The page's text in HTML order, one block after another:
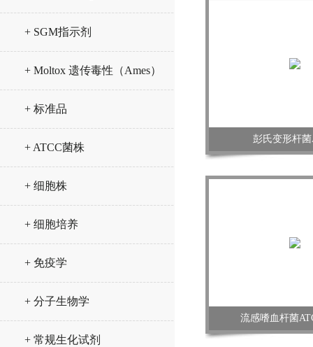
+ SGM指示剂
+ Moltox 遗传毒性（Ames）
试验试剂
+ 标准品
+ ATCC菌株
+ 细胞株
+ 细胞培养
+ 免疫学
+ 分子生物学
+ 常规生化试剂
彭氏变形杆菌
流感嗜血杆菌